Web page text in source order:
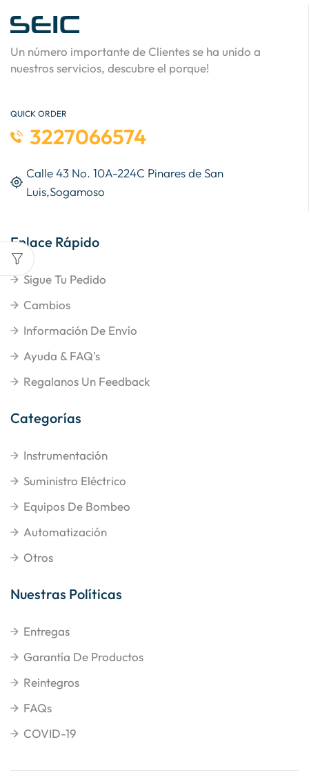
Un número importante de Clientes se ha unido a
nuestros servicios, descubre el porque!
QUICK ORDER
3227066574
Calle 43 No. 10A-224C Pinares de San
Luis,Sogamoso
Enlace Rápido
Sigue Tu Pedido
Cambios
Información De Envío
Ayuda & FAQ's
Regalanos Un Feedback
Categorías
Instrumentación
Suministro Eléctrico
Equipos De Bombeo
Automatización
Otros
Nuestras Políticas
Entregas
Garantía De Productos
Reintegros
FAQs
COVID-19